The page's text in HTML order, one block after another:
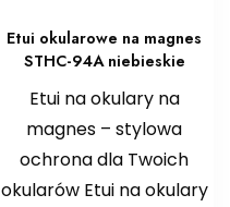
Etui okularowe na magnes
STHC-94A niebieskie
Etui na okulary na
magnes – stylowa
ochrona dla Twoich
okularów Etui na okulary